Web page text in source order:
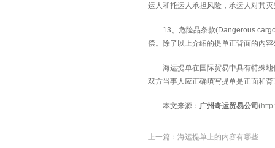
运人和托运人承担风险，承运人对其
13、危险品条款(Dangerous
偿。除了以上介绍的提单正背面的内
海运提单在国际贸易中具有特殊地
双方当事人应正确填写提单是正面和背
本文来源： 广州奇运贸易公司 (
上一篇： 海运提单上的内容有哪些